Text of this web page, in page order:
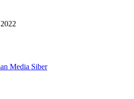
Media Siber